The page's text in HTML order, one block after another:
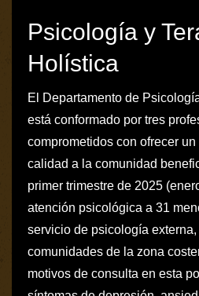
Psicología y
Holística
El Departamento de
está conformado por tres
comprometidos con ofrecer
calidad a la comunidad
primer trimestre de 2025
atención psicológica a 31
servicio de psicología
comunidades de la zona
motivos de consulta en esta